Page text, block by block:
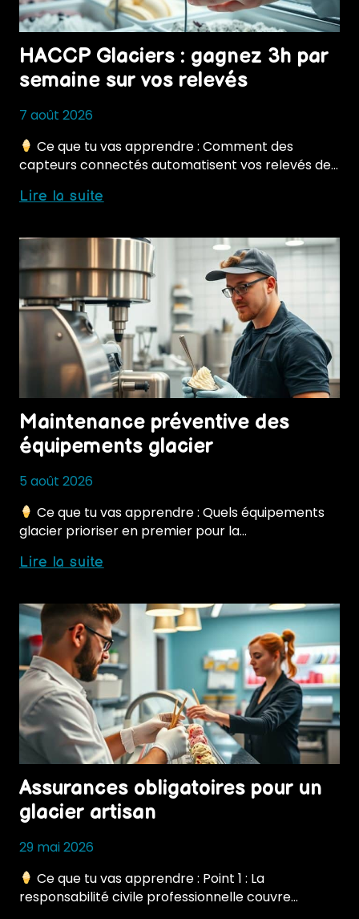
HACCP Glaciers : gagnez 3h par
semaine sur vos relevés
7 août 2026
Ce que tu vas apprendre : Comment des
capteurs connectés automatisent vos relevés de…
Lire la suite
gagnez
3h
par
semaine
sur
vos
relevés
Maintenance préventive des
équipements glacier
5 août 2026
Ce que tu vas apprendre : Quels équipements
glacier prioriser en premier pour la…
Lire la suite
équipements
glacier
Assurances obligatoires pour un
glacier artisan
29 mai 2026
Ce que tu vas apprendre : Point 1 : La
responsabilité civile professionnelle couvre…